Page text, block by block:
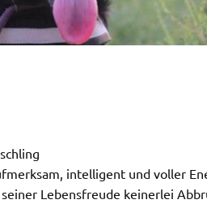
intelligent und voller
Lebensfreude keinerlei